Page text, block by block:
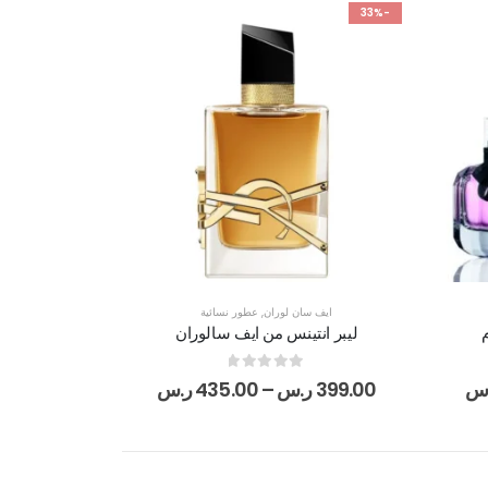
-33%
ايف سان لوران, عطور نسائية
ليبر انتينس من ايف سالوران
399.00ر.س–
435.00ر.س